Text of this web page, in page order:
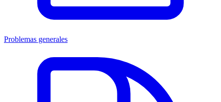
Problemas generales